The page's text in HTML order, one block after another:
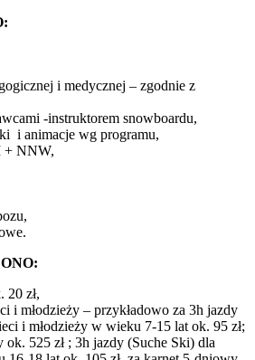
i medycznej – zgodnie z
-instruktorem snowboardu,
i animacje wg programu,
+ NNW,
20 zł,
i młodzieży – przykładowo za 3h jazdy
i młodzieży w wieku 7-15 lat ok. 95 zł;
ok. 525 zł ; 3h jazdy (Suche Ski) dla